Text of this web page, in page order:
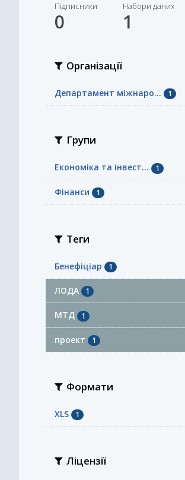
Підписники
0
Набори даних
1
Організації
Департамент міжнаро... 1
Групи
Економіка та інвест... 1
Фінанси 1
Теги
Бенефіціар 1
ЛОДА 1
МТД 1
проект 1
Формати
XLS 1
Ліцензії